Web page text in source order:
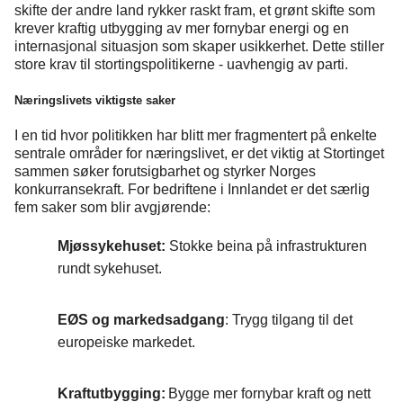
skifte der andre land rykker raskt fram, et grønt skifte som
krever kraftig utbygging av mer fornybar energi og en
internasjonal situasjon som skaper usikkerhet. Dette stiller
store krav til stortingspolitikerne - uavhengig av parti.
Næringslivets viktigste saker
I en tid hvor politikken har blitt mer fragmentert på enkelte
sentrale områder for næringslivet, er det viktig at Stortinget
sammen søker forutsigbarhet og styrker Norges
konkurransekraft. For bedriftene i Innlandeter det særlig
fem saker som blir avgjørende:
Mjøssykehuset: Stokke beina på infrastrukturen
rundt sykehuset.
EØS og markedsadgang: Trygg tilgang til det
europeiske markedet.
Kraftutbygging: Bygge mer fornybar kraft og nett